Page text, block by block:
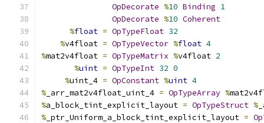
OpDecorate %10 Binding 1
OpDecorate %10 Coherent
%float = OpTypeFloat 32
%v4float = OpTypeVector %float 4
%mat2v4float = OpTypeMatrix %v4float 2
%uint = OpTypeInt 32 0
%uint_4 = OpConstant %uint 4
% _arr_mat2v4float_uint_4 = OpTypeArray %
%a_block_tint_explicit_layout = OpTypeStruct %
% _ptr_Uniform_a_block_tint_explicit_layout =